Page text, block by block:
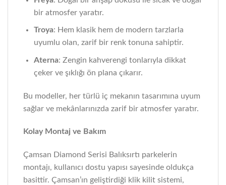
bir atmosfer yaratır.
Troya: Hem klasik hem de modern tarzlarla
uyumlu olan, zarif bir renk tonuna sahiptir.
Aterna: Zengin kahverengi tonlarıyla dikkat
çeker ve şıklığı ön plana çıkarır.
Bu modeller, her türlü iç mekanın tasarımına uyum
sağlar ve mekânlarınızda zarif bir atmosfer yaratır.
Kolay Montaj ve Bakım
Çamsan Diamond Serisi Balıksırtı parkelerin
montajı, kullanıcı dostu yapısı sayesinde oldukça
basittir. Çamsan’ın geliştirdiği klik kilit sistemi,